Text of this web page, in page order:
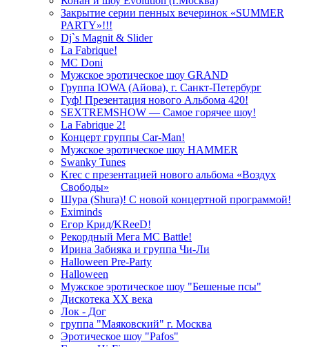
Закрытие серии пенных вечеринок «SUMMER
PARTY»!!!
Dj`s Magnit & Slider
La Fabrique!
MC Doni
Мужское эротическое шоу GRAND
Группа IOWA (Айова), г. Санкт-Петербург
Гуф! Презентация нового Альбома 420!
SEXTREMSHOW — Самое горячее шоу!
La Fabrique 2!
Концерт группы Car-Man!
Мужское эротическое шоу HAMMER
Swanky Tunes
Krec с презентацией нового альбома «Воздух
Свободы»
Шура (Shura)! С новой концертной программой!
Eximinds
Егор Крид/KReeD!
Рекордный Мега МС Battle!
Ирина Забияка и группа Чи-Ли
Halloween Pre-Party
Halloween
Мужское эротическое шоу "Бешеные псы"
Дискотека ХХ века
Лок - Дог
группа "Маяковский" г. Москва
Эротическое шоу "Pafos"